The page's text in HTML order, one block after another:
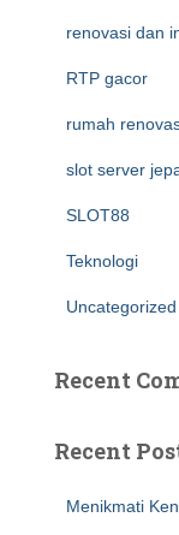
renovasi dan
RTP gacor
rumah
slot server
SLOT88
Teknologi
Uncategorized
Recent
Recent
Menikmati